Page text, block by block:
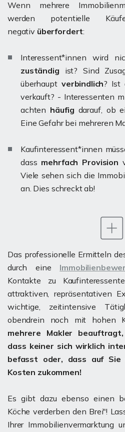
Wenn mehrere
werden potentielle
negativ überfordert:
Interessent*innen wird
zuständig ist? Sind
überhaupt verbindlich? Ist
verkauft? - Interessenten
achten häufig darauf, ob
Eine Gefahr bei mehreren
Kaufinteressent*innen
dass mehrfach Provision
Viele sehen sich die
an. Dies schreckt ab!
Das professionelle Ermitteln
durch eine
Kontakte zu
attraktiven, repräsentativen
wichtige, zeitintensive
obendrein noch mit hohen
mehrere Makler
dass keiner sich wirklich
befasst oder, dass auf Sie
Kosten zukommen!
Es gibt dazu ebenso einen
Köche verderben den Brei"!
Ihrer Immobilienvermarktung